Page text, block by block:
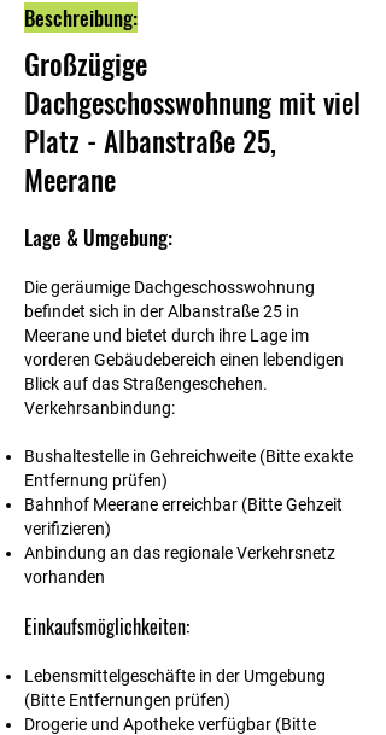
Beschreibung:
Großzügige
Dachgeschosswohnung mit viel
Platz - Albanstraße 25,
Meerane
Lage & Umgebung:
Die geräumige Dachgeschosswohnung
befindet sich in der Albanstraße 25 in
Meerane und bietet durch ihre Lage im
vorderen Gebäudebereich einen lebendigen
Blick auf das Straßengeschehen.
Verkehrsanbindung:
Bushaltestelle in Gehreichweite (Bitte exakte
Entfernung prüfen)
Bahnhof Meerane erreichbar (Bitte Gehzeit
verifizieren)
Anbindung an das regionale Verkehrsnetz
vorhanden
Einkaufsmöglichkeiten:
Lebensmittelgeschäfte in der Umgebung
(Bitte Entfernungen prüfen)
Drogerie und Apotheke verfügbar (Bitte